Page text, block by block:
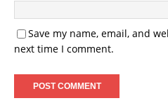
Save my name, email, and
next time I comment.